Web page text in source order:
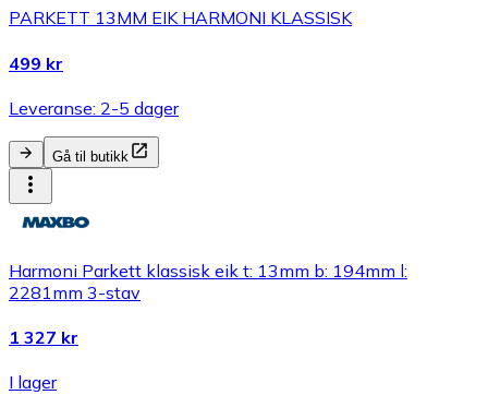
PARKETT 13MM EIK HARMONI KLASSISK
499 kr
Leveranse: 2-5 dager
Gå til butikk
Harmoni Parkett klassisk eik t: 13mm b: 194mm l:
2281mm 3-stav
1 327 kr
I lager